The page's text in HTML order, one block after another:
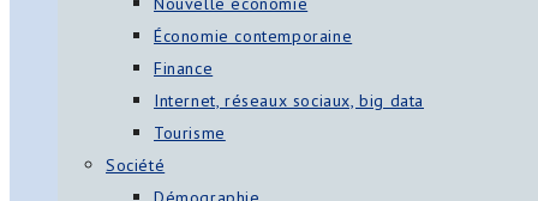
Économie contemporaine
Finance
Internet, réseaux sociaux, big data
Tourisme
Société